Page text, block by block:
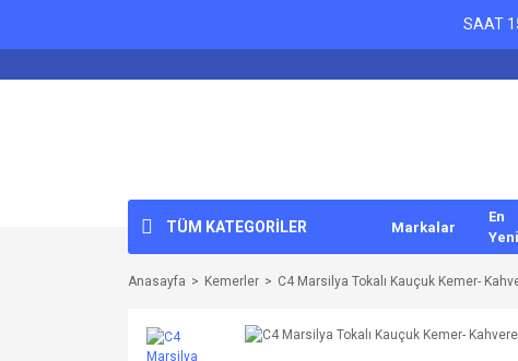
SAAT
TÜM KATEGORİLER Markalar
En
Anasayfa Kemerler C4 Marsilya Tokalı Kauçuk Kemer-